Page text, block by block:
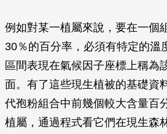
例如對某一植屬來說，要在一個
30％的百分率，必須有特定的溫
區間表現在氣候因子座標上稱為
面。有了這些現生植被的基礎資
代孢粉組合中前幾個較大含量百
植屬，通過程式看它們在現生森